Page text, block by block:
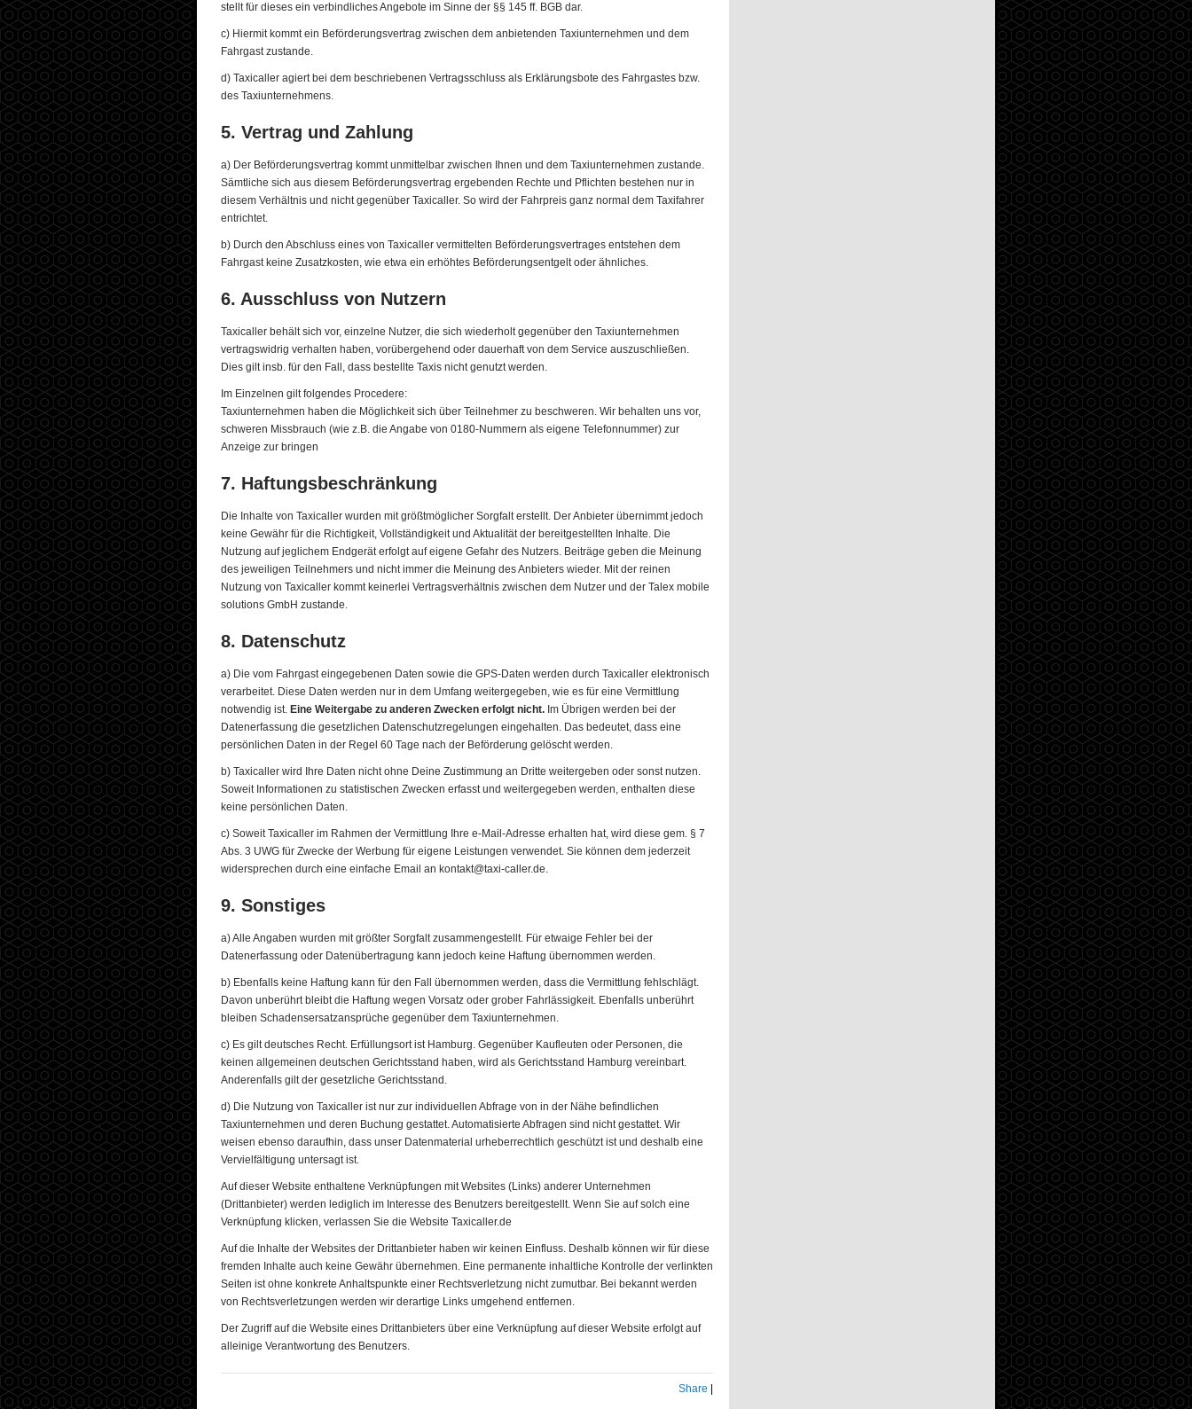
stellt für dieses ein verbindliches Angebote im Sinne der §§ 145 ff. BGB dar.
c) Hiermit kommt ein Beförderungsvertrag zwischen dem anbietenden Taxiunternehmen und dem
Fahrgast zustande.
d) Taxicaller agiert bei dem beschriebenen Vertragsschluss als Erklärungsbote des Fahrgastes bzw.
des Taxiunternehmens.
5. Vertrag und Zahlung
a) Der Beförderungsvertrag kommt unmittelbar zwischen Ihnen und dem Taxiunternehmen zustande.
Sämtliche sich aus diesem Beförderungsvertrag ergebenden Rechte und Pflichten bestehen nur in
diesem Verhältnis und nicht gegenüber Taxicaller. So wird der Fahrpreis ganz normal dem Taxifahrer
entrichtet.
b) Durch den Abschluss eines von Taxicaller vermittelten Beförderungsvertrages entstehen dem
Fahrgast keine Zusatzkosten, wie etwa ein erhöhtes Beförderungsentgelt oder ähnliches.
6. Ausschluss von Nutzern
Taxicaller behält sich vor, einzelne Nutzer, die sich wiederholt gegenüber den Taxiunternehmen
vertragswidrig verhalten haben, vorübergehend oder dauerhaft von dem Service auszuschließen.
Dies gilt insb. für den Fall, dass bestellte Taxis nicht genutzt werden.
Im Einzelnen gilt folgendes Procedere:
Taxiunternehmen haben die Möglichkeit sich über Teilnehmer zu beschweren. Wir behalten uns vor,
schweren Missbrauch (wie z.B. die Angabe von 0180-Nummern als eigene Telefonnummer) zur
Anzeige zur bringen
7. Haftungsbeschränkung
Die Inhalte von Taxicaller wurden mit größtmöglicher Sorgfalt erstellt. Der Anbieter übernimmt jedoch
keine Gewähr für die Richtigkeit, Vollständigkeit und Aktualität der bereitgestellten Inhalte. Die
Nutzung auf jeglichem Endgerät erfolgt auf eigene Gefahr des Nutzers. Beiträge geben die Meinung
des jeweiligen Teilnehmers und nicht immer die Meinung des Anbieters wieder. Mit der reinen
Nutzung von Taxicaller kommt keinerlei Vertragsverhältnis zwischen dem Nutzer und der Talex mobile
solutions GmbH zustande.
8. Datenschutz
a) Die vom Fahrgast eingegebenen Daten sowie die GPS-Daten werden durch Taxicaller elektronisch
verarbeitet. Diese Daten werden nur in dem Umfang weitergegeben, wie es für eine Vermittlung
notwendig ist. Eine Weitergabe zu anderen Zwecken erfolgt nicht. Im Übrigen werden bei der
Datenerfassung die gesetzlichen Datenschutzregelungen eingehalten. Das bedeutet, dass eine
persönlichen Daten in der Regel 60 Tage nach der Beförderung gelöscht werden.
b) Taxicaller wird Ihre Daten nicht ohne Deine Zustimmung an Dritte weitergeben oder sonst nutzen.
Soweit Informationen zu statistischen Zwecken erfasst und weitergegeben werden, enthalten diese
keine persönlichen Daten.
c) Soweit Taxicaller im Rahmen der Vermittlung Ihre e-Mail-Adresse erhalten hat, wird diese gem. § 7
Abs. 3 UWG für Zwecke der Werbung für eigene Leistungen verwendet. Sie können dem jederzeit
widersprechen durch eine einfache Email an kontakt@taxi-caller.de.
9. Sonstiges
a) Alle Angaben wurden mit größter Sorgfalt zusammengestellt. Für etwaige Fehler bei der
Datenerfassung oder Datenübertragung kann jedoch keine Haftung übernommen werden.
b) Ebenfalls keine Haftung kann für den Fall übernommen werden, dass die Vermittlung fehlschlägt.
Davon unberührt bleibt die Haftung wegen Vorsatz oder grober Fahrlässigkeit. Ebenfalls unberührt
bleiben Schadensersatzansprüche gegenüber dem Taxiunternehmen.
c) Es gilt deutsches Recht. Erfüllungsort ist Hamburg. Gegenüber Kaufleuten oder Personen, die
keinen allgemeinen deutschen Gerichtsstand haben, wird als Gerichtsstand Hamburg vereinbart.
Anderenfalls gilt der gesetzliche Gerichtsstand.
d) Die Nutzung von Taxicaller ist nur zur individuellen Abfrage von in der Nähe befindlichen
Taxiunternehmen und deren Buchung gestattet. Automatisierte Abfragen sind nicht gestattet. Wir
weisen ebenso daraufhin, dass unser Datenmaterial urheberrechtlich geschützt ist und deshalb eine
Vervielfältigung untersagt ist.
Auf dieser Website enthaltene Verknüpfungen mit Websites (Links) anderer Unternehmen
(Drittanbieter) werden lediglich im Interesse des Benutzers bereitgestellt. Wenn Sie auf solch eine
Verknüpfung klicken, verlassen Sie die Website Taxicaller.de
Auf die Inhalte der Websites der Drittanbieter haben wir keinen Einfluss. Deshalb können wir für diese
fremden Inhalte auch keine Gewähr übernehmen. Eine permanente inhaltliche Kontrolle der verlinkten
Seiten ist ohne konkrete Anhaltspunkte einer Rechtsverletzung nicht zumutbar. Bei bekannt werden
von Rechtsverletzungen werden wir derartige Links umgehend entfernen.
Der Zugriff auf die Website eines Drittanbieters über eine Verknüpfung auf dieser Website erfolgt auf
alleinige Verantwortung des Benutzers.
Share